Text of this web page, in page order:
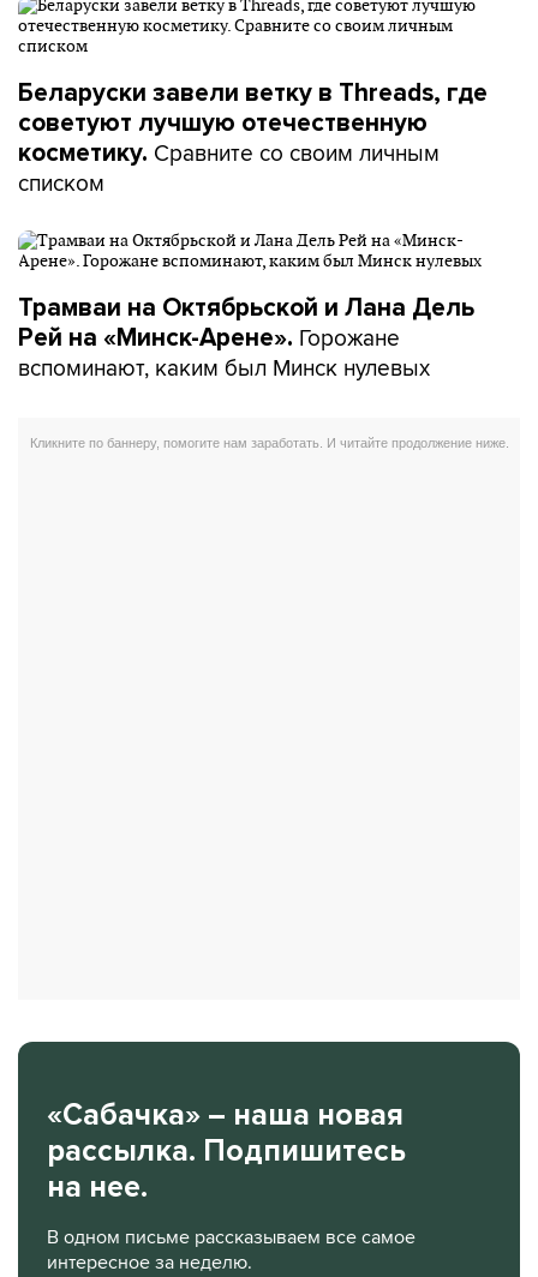
Беларуски завели ветку в Threads, где
советуют лучшую отечественную
косметику. Сравните со своим личным
списком
Трамваи на Октябрьской и Лана Дель
Рей на «Минск-Арене». Горожане
вспоминают, каким был Минск нулевых
«Сабачка» – наша новая
рассылка. Подпишитесь
на нее.
В одном письме рассказываем все самое
интересное за неделю.